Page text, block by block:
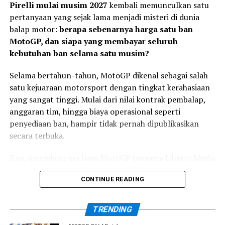
Veda Bidik Performa Lebih
Konsisten
Di sisi lain, Veda memiliki target yang berbeda. Setelah
kedelapan di Jerman, pembalap #9 ingin
mempertahankan tren positif sekaligus semakin
mendekati kelompok terdepan.
Veda menilai Silverstone merupakan sirkuit yang spesial
karena karakter lintasannya yang panjang dan cepat. Ia
tampil kompetitif hingga race day.
“Target saya adalah terus
berkembang, tampil
Usai balapan, Kiandra mengakui kesalahan saat start
menjadi faktor utama yang memengaruhi hasil akhir.
“Saya melakukan
sehingga motor mengalami
wheelie dan saya turun ke
posisi ke-18. Rombongan
terdepan sudah terlalu
Pirelli mulai musim 2027kembali memunculkan satu
pertanyaan yang sejak lama menjadi misteri di dunia
balap motor:berapa sebenarnya harga satu ban
MotoGP, dan siapa yang membayar seluruh
kebutuhan ban selama satu musim?
Selama bertahun-tahun, MotoGP dikenal sebagai salah
satu kejuaraan motorsport dengan tingkat kerahasiaan
yang sangat tinggi. Mulai dari nilai kontrak pembalap,
anggaran tim, hingga biaya operasional seperti
penyediaan ban, hampir tidak pernah dipublikasikan
secara terbuka.
dan regulasi mesin 850 cc pada 2027, sejumlah informasi
CONTINUE READING
TRENDING